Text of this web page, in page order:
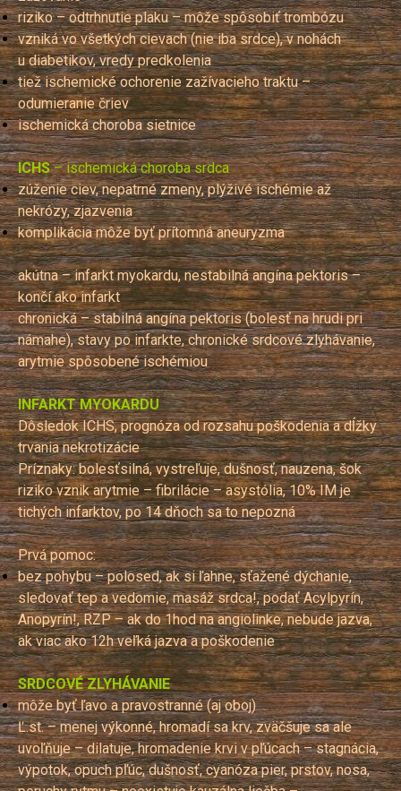
riziko – odtrhnutie plaku – môže spôsobiť trombózu
vzniká vo všetkých cievach (nie iba srdce), v nohách
u diabetikov, vredy predkolenia
tiež ischemické ochorenie zažívacieho traktu –
odumieranie čriev
ischemická choroba sietnice
ICHS– ischemická choroba srdca
zúženie ciev, nepatrné zmeny, plýživé ischémie až
nekrózy, zjazvenia
komplikácia môže byť prítomná aneuryzma
akútna –infarkt myokardu, nestabilná angína pektoris –
končí ako infarkt
chronická– stabilná angína pektoris (bolesť na hrudi pri
námahe), stavy po infarkte, chronické srdcové zlyhávanie,
arytmie spôsobené ischémiou
INFARKT MYOKARDU
Dôsledok ICHS, prognóza od rozsahu poškodenia a dĺžky
trvania nekrotizácie
Príznaky: bolesťsilná, vystreľuje, dušnosť, nauzena, šok
riziko vznik arytmie – fibrilácie – asystólia, 10% IM je
tichých infarktov, po 14 dňoch sa to nepozná
Prvá pomoc:
bez pohybu – polosed, ak si ľahne, sťažené dýchanie,
sledovať tep a vedomie, masáž srdca!, podať Acylpyrín,
Anopyrín!, RZP – ak do 1hod na angiolinke, nebude jazva,
ak viac ako 12h veľká jazva a poškodenie
SRDCOVÉ ZLYHÁVANIE
môže byť ľavo a pravostranné (aj oboj)
Ľ.st. – menej výkonné, hromadí sa krv, zväčšuje sa ale
uvoľňuje – dilatuje, hromadenie krvi v pľúcach – stagnácia,
výpotok, opuch pľúc, dušnosť, cyanóza pier, prstov, nosa,